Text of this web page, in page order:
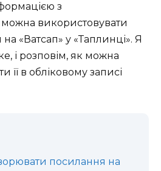
з
використовувати
«Ватсап» у «Таплинці». Я
і розповім, як можна
її в обліковому записі
посилання на